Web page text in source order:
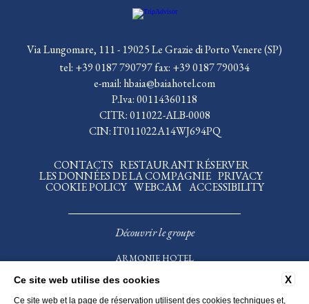
Via Lungomare, 111 - 19025 Le Grazie di Porto Venere (SP)
tel: +39 0187 790797fax: +39 0187 790034
e-mail: hbaia@baiahotel.com
P.Iva: 00114360118
CITR: 011022-ALB-0008
CIN: IT011022A14WJ694PQ
CONTACTS RESTAURANT RÉSERVER
LES DONNÉES DE LA COMPAGNIE PRIVACY
COOKIE POLICY WEBCAM ACCESSIBILITY
Découvrir le groupe
ARMONIE HOTEL
HOTEL DELLA BAIA
ANTICHE TERRE HOTEL
X
Ce site web utilise des cookies
Ce site web et la page de réservation utilisent des cookies techniques et,